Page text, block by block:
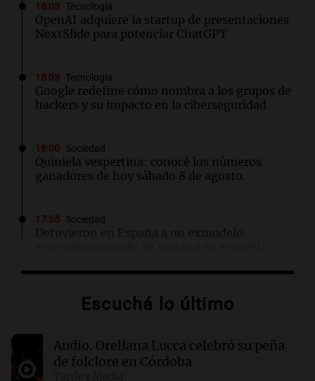
18:03 Tecnología
OpenAI adquiere la startup de presentaciones
NextSlide para potenciar ChatGPT
18:03 Tecnología
Google redefine cómo nombra a los grupos de
hackers y su impacto en la ciberseguridad
18:00 Sociedad
Quiniela vespertina: conocé los números
ganadores de hoy sábado 8 de agosto.
17:55 Sociedad
Detuvieron en España a un exmodelo
El impactante momento en que un terremoto
Japón
Escuchá lo último
Audio. Orellana Lucca celebró su peña
de folclore en Córdoba